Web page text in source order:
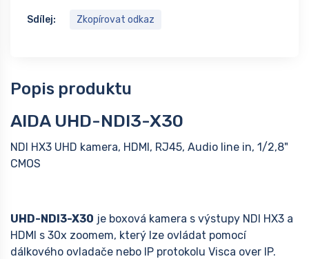
Sdílej: Zkopírovat odkaz
Popis produktu
AIDA UHD-NDI3-X30
NDI HX3 UHD kamera, HDMI, RJ45, Audio line in, 1/2,8"
CMOS
UHD-NDI3-X30 je boxová kamera s výstupy NDI HX3 a
HDMI s 30x zoomem, který lze ovládat pomocí
dálkového ovladače nebo IP protokolu Visca over IP.